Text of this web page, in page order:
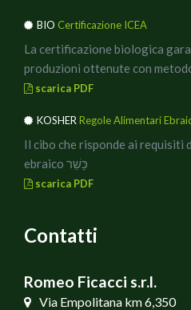
BIO Certificazione ICEA
La certificazione biologica
produzioni ottenute con
scarica PDF
KOSHER Regole Alimentari
Il cibo che risponde ai requisiti
ebraico כָּשֵׁר
scarica PDF
Contatti
Romeo Ficacci s.r.l.
Via Empolitana km 6,350